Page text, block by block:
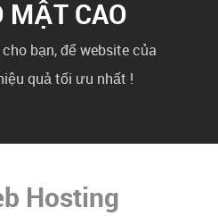
MẬT CAO
bạn, để website của
quả tối ưu nhất !
Hosting